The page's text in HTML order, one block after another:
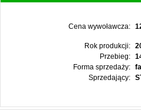
Cena wywoławcza:
Rok produkcji:
Przebieg:
Forma sprzedaży:
Sprzedający: